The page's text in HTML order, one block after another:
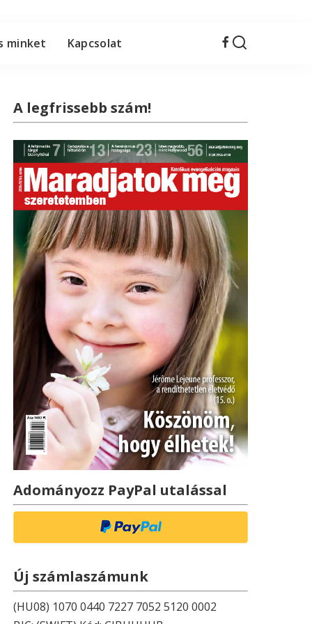
minket Kapcsolat
A legfrissebb szám!
Adományozz PayPal utalással
Új számlaszámunk
(HU08) 1070 0440 7227 7052 5120 0002